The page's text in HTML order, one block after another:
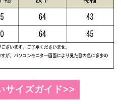
サイズガイド>>